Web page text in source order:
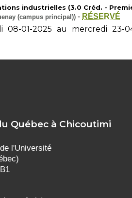
industrielles (3.0 Créd. -
(campus principal)) - RÉSERVÉ
08-01-2025 au mercredi 23-
Québec à Chicoutimi
l'Université